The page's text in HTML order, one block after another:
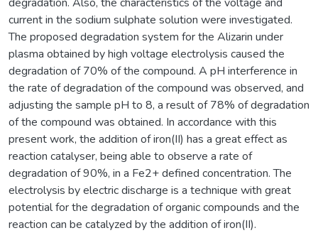
current in the sodium sulphate solution were investigated.
The proposed degradation system for the Alizarin under
plasma obtained by high voltage electrolysis caused the
degradation of 70% of the compound. A pH interference in
the rate of degradation of the compound was observed, and
adjusting the sample pH to 8, a result of 78% of degradation
of the compound was obtained. In accordance with this
present work, the addition of iron(II) has a great effect as
reaction catalyser, being able to observe a rate of
degradation of 90%, in a Fe2+ defined concentration. The
electrolysis by electric discharge is a technique with great
potential for the degradation of organic compounds and the
reaction can be catalyzed by the addition of iron(II).